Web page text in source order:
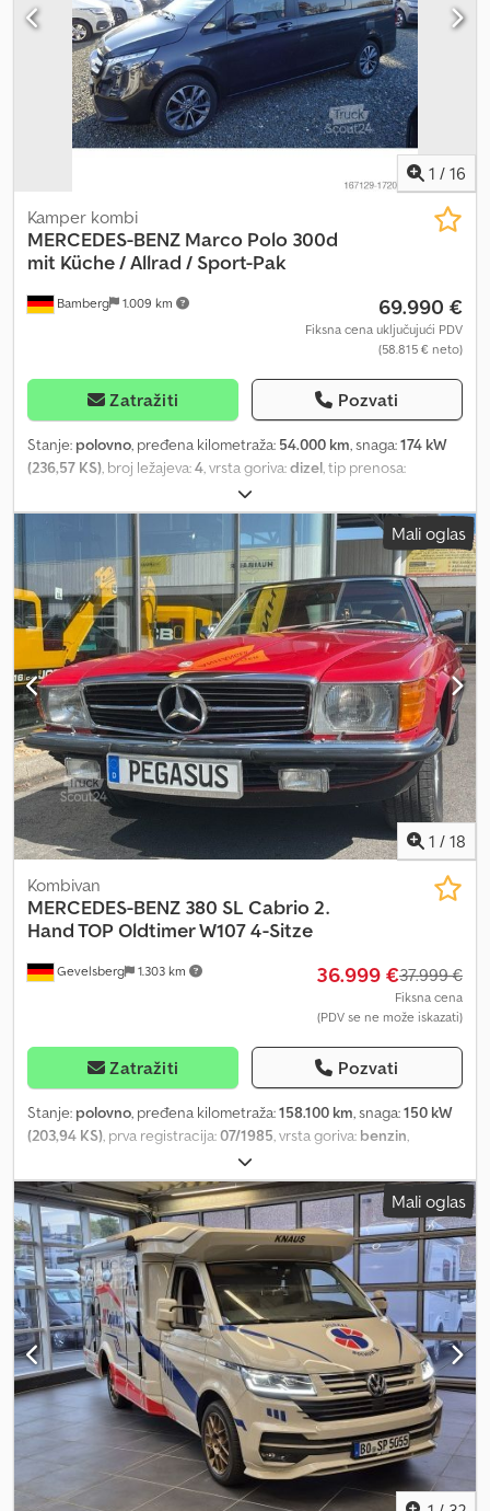
1 / 16
Bamberg 1.009 km
Kamper kombi
MERCEDES-BENZ Marco Polo 300d
mit Küche / Allrad / Sport-Pak
69.990 €
Fiksna cena uključujući PDV
(58.815 € neto)
Zatražiti Pozvati
Stanje: polovno, pređena kilometraža: 54.000 km, snaga:174 kW
(236,57 KS) , broj ležajeva:4 , vrsta goriva:dizel , tip prenosa:
03/2024
ukupna širina:1.930 mm, ukupna visina:1.980 mm, ukupna težina:
ABS, centralno zaključavanje, elektronski
program stabilnosti (ESP), grejač za parkiranje, klima uređaj,
navigacioni sistem, pogon na sve točkove, Original Mercedes
Marco Polo - interni broj 1209 Posebna oprema: Akustični paket
Sportski eksterijer paket Aluminijumske felne Asistent za
saobraćajne znakove Dodpfjuqhg Rox Adyjck Prednje otvaranje
podiznog krova LED prednja svetla Grejanje sedišta Kožni volan
Navigacija Parking paket sa kamerom Upozorenje na krađu
Distronic Rezervoar od 70 litara Paket ogledala Ambijentalno
osvetljenje Parktronic Tempomat Tenda Nosač za bicikle opciono
za 290 €.
Mali oglas
1 / 18
Gevelsberg 1.303 km
Kombivan
MERCEDES-BENZ 380 SL Cabrio 2.
Hand TOP Oldtimer W107 4-Sitze
36.999 €37.999 €
Fiksna cena
(PDV se ne može iskazati)
Zatražiti Pozvati
Stanje: polovno, pređena kilometraža:158.100 km, snaga:150 kW
(203,94 KS), prva registracija:07/1985, vrsta goriva: benzin,
03/2028, boja:
automatski, emisioni razred:euro1, broj sedišta:4, Oprema:ABS,
klima uređaj, * Mercedes Benz 380 SL * 98194 milja * Zaista lep
kolekcionarski primerak * Prva isporuka bila Curacao NL Antili *
Classic Data ocena 2+ * Kabriolet * Odličan stanje Dcjdpfx Adevh
Ervjyek * Oldtajmer * Vrlo očuvan * Kožna oprema – boja urme *
Zadnja sedišta za SL tipove * Nemački model * Prva registracija:
01.07.1985. * Masa praznog vozila: 1540 kg * Dozvoljena ukupna
masa: 1960 kg * Dimenzije: 5387 x 4390 x 1790 mm * Kilometraža:
cca 158100 km * Snaga: 150 kW * Menjač: automatski * Zapremina
motora: 3776 cm³ * Broj stepeni prenosa: 4 automatska * Motor:
V8 * Gorivo: benzin * Spoljni pokazivač temperature * Sat *
Becker Grand Prix radio * Automatska zadnja antena * Obrtomer
* Maglenke * Crni platneni krov u odličnom stanju * Servo
upravljač * Kožna oprema u vrhunskom stanju * Grejači sedišta *
Sedišta sa ortopedskim naslonom, napred levo i desno *
Mali oglas